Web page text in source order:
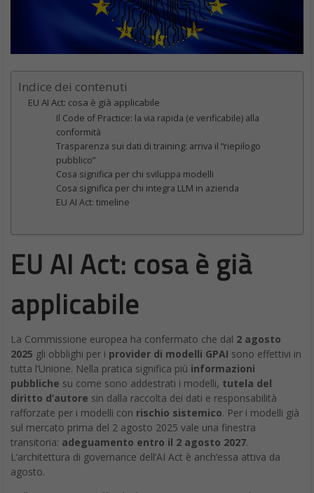
L’ EU multa Google: self-preferencing nell’ad-tech
La Commissione europea ha multato Google 2,95 miliardi di
euro per violazione delle norme antitrust dell’UE che distorcono
la concorrenza nel settore della tecnologia pubblicitaria (‘adtech’)
favorendo i propri servizi online. L’accusa centrale ruota attorno
alle pratiche di “self-preferencing
sistematica accordata ai propri servizi pubblicitari a discapito
della concorrenza.
L’ecosistema dell’advertising technology di Google opera
attraverso una complessa catena di servizi interconnessi che
integrata per favorire sistematicamente i propri strumenti
pubblicitari, creando conflitti di interesse strutturali lungo tutta la
La problematica è particolarmente delicata perché Google non
si limita a essere un attore nell’ecosistema pubblicitario digitale,
ma ne controlla simultaneamente diverse componenti critiche.
Questa integrazione verticale, secondo Bruxelles, ha permesso
all’azienda di distorcere la concorrenza impedendo ai competitor
di competere ad armi pari nel mercato dell’ad-tech.
Multa a Google: rimedi strutturali
La multa da 2,95 miliardi di euro inflitta a Google, per quanto
significativa, potrebbe rappresentare solo la punta dell’iceberg.
La Commissione ha infatti imposto a Google di implementare